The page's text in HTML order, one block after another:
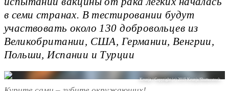
в семи странах. В тестировании будут
участвовать около 130 добровольцев из
Великобритании, США, Германии, Венгрии,
Польши, Испании и Турции
Krunja / Copyright (c) 2015 Krunja/Shutterstock